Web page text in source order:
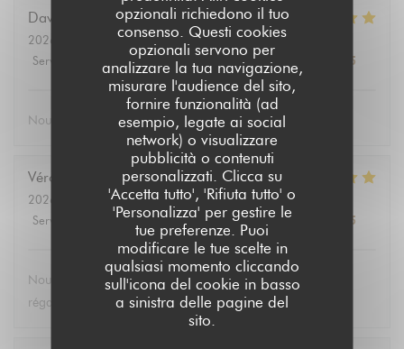
opzionali richiedono il tuo
consenso. Questi cookies
opzionali servono per
analizzare la tua navigazione,
misurare l'audience del sito,
fornire funzionalità (ad
esempio, legate ai social
network) o visualizzare
pubblicità o contenuti
personalizzati. Clicca su
'Accetta tutto', 'Rifiuta tutto' o
'Personalizza' per gestire le
tue preferenze. Puoi
modificare le tue scelte in
qualsiasi momento cliccando
sull'icona del cookie in basso
a sinistra delle pagine del
sito.
David
2026-08-02
- 19:30 - Ospiti 2
Servizio
Atmosfera /5 Cucina /5 Qualità / Prezzo /5
Nous nous sommes bien régalé bien mangé
Véronique
2026-08-04
- 19:15 - Ospiti 3
Servizio
Atmosfera: 5/5 Cucina: 5/5 Qualità / Prezzo /5
Nous avons passé une excellente soirée et nous sommes
régalés avec le thon ! Je recommande